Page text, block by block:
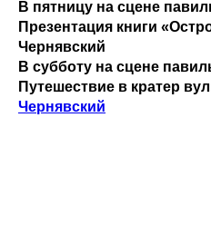
В пятницу на сцене
Презентация книги
Чернявский
В субботу на сцене
Путешествие в кратер
Чернявский